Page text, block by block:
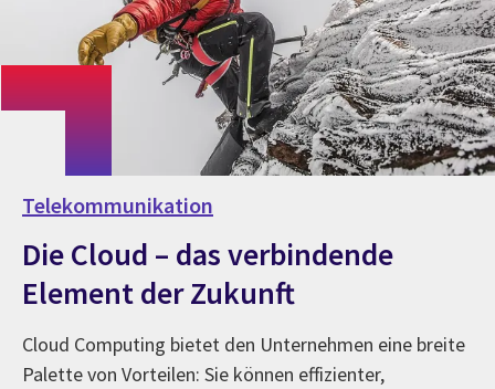
Telekommunikation
Die Cloud – das verbindende
Element der Zukunft
Cloud Computing bietet den Unternehmen eine breite
Palette von Vorteilen: Sie können effizienter,